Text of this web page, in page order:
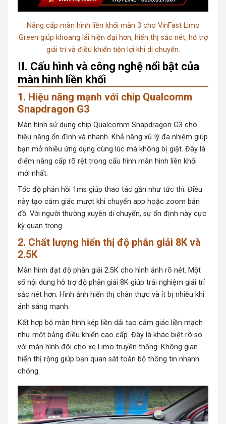
Nâng cấp màn hình liền khối màn 3 cho VinFast Limo
Green giúp khoang lái hiện đại hơn, hiển thị sắc nét, hỗ trợ
giải trí và điều khiển tiện lợi khi di chuyển.
II. Cấu hình và công nghệ nổi bật của
màn hình liền khối
1. Hiệu năng mạnh với chip Qualcomm
Snapdragon G3
Màn hình sử dụng chip Qualcomm Snapdragon G3 cho
hiệu năng ổn định và nhanh. Khả năng xử lý đa nhiệm giúp
bạn mở nhiều ứng dụng cùng lúc mà không bị giật. Đây là
điểm nâng cấp rõ rệt trong cấu hình màn hình liền khối
mới nhất.
Tốc độ phản hồi 1ms giúp thao tác gần như tức thì. Điều
này tạo cảm giác mượt khi chuyển app hoặc zoom bản
đồ. Với người thường xuyên di chuyển, sự ổn định này cực
kỳ quan trọng.
2. Chất lượng hiển thị độ phân giải 8K và
2.5K
Màn hình đạt độ phân giải 2.5K cho hình ảnh rõ nét. Một
số nội dung hỗ trợ độ phân giải 8K giúp trải nghiệm giải trí
sắc nét hơn. Hình ảnh hiển thị chân thực và ít bị nhiễu khi
ánh sáng mạnh.
Kết hợp bộ màn hình kép liền dải tạo cảm giác liền mạch
như một bảng điều khiển cao cấp. Đây là khác biệt rõ so
với màn hình đôi cho xe Limo truyền thống. Không gian
hiển thị rộng giúp bạn quan sát toàn bộ thông tin nhanh
chóng.